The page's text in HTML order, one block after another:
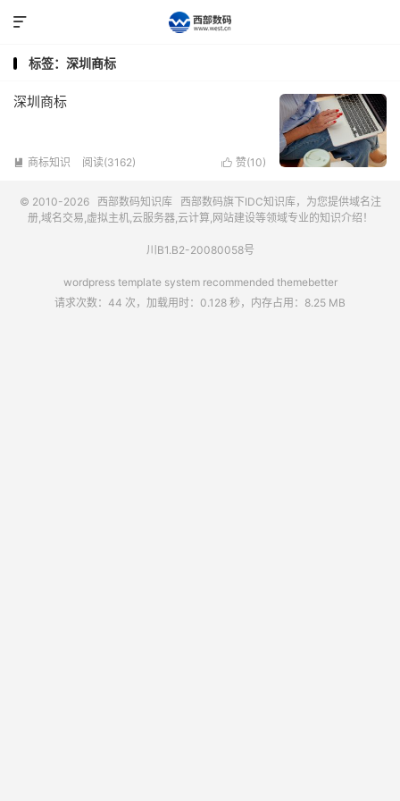

标签：深圳商标
深圳商标
 商标知识 阅读(3162)  赞(10)
© 2010-2026 西部数码知识库 西部数码旗下IDC知识库，为您提供域名注
册,域名交易,虚拟主机,云服务器,云计算,网站建设等领域专业的知识介绍！
川B1.B2-20080058号
wordpress template system recommended themebetter
请求次数：44 次，加载用时：0.128 秒，内存占用：8.25 MB